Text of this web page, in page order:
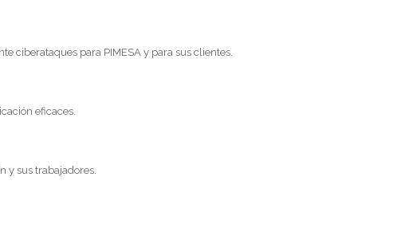
ciberataques para PIMESA y para sus clientes.
eficaces.
y sus trabajadores.